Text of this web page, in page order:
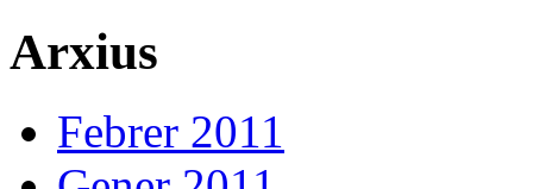
Arxius
Febrer 2011